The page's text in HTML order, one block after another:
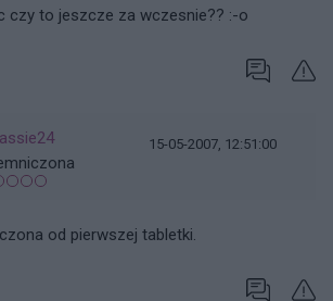
czy to jeszcze za wczesnie?? :-o
15-05-2007, 12:51:00
od pierwszej tabletki.